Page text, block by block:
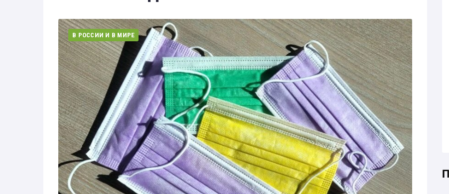
Экономика
Технологии
Политика
В РОССИИ И В МИРЕ